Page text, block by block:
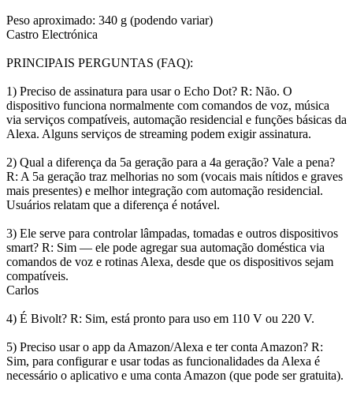
Peso aproximado: 340 g (podendo variar)
Castro Electrónica
PRINCIPAIS PERGUNTAS (FAQ):
1) Preciso de assinatura para usar o Echo Dot? R: Não. O
dispositivo funciona normalmente com comandos de voz, música
via serviços compatíveis, automação residencial e funções básicas da
Alexa. Alguns serviços de streaming podem exigir assinatura.
2) Qual a diferença da 5a geração para a 4a geração? Vale a pena?
R: A 5a geração traz melhorias no som (vocais mais nítidos e graves
mais presentes) e melhor integração com automação residencial.
Usuários relatam que a diferença é notável.
3) Ele serve para controlar lâmpadas, tomadas e outros dispositivos
smart? R: Sim — ele pode agregar sua automação doméstica via
comandos de voz e rotinas Alexa, desde que os dispositivos sejam
compatíveis.
Carlos
4) É Bivolt? R: Sim, está pronto para uso em 110 V ou 220 V.
5) Preciso usar o app da Amazon/Alexa e ter conta Amazon? R:
Sim, para configurar e usar todas as funcionalidades da Alexa é
necessário o aplicativo e uma conta Amazon (que pode ser gratuita).